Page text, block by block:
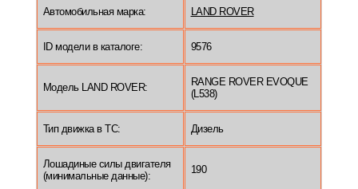
Автомобильная марка: LAND ROVER
ID модели в каталоге: 9576
Модель LAND ROVER:
RANGE ROVER EVOQUE
(L538)
Тип движка в ТС: Дизель
Лошадиные силы двигателя
(минимальные данные):
190